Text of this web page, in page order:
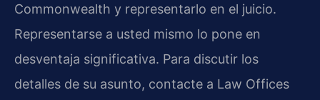
Commonwealth y representarlo en el juicio.
Representarse a usted mismo lo pone en
desventaja significativa. Para discutir los
detalles de su asunto, contacte a Law Offices